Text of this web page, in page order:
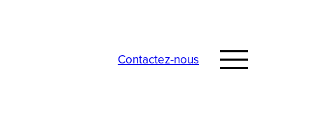
Contactez-nous